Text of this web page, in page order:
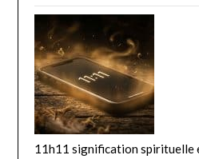
11h11 signification spirituelle